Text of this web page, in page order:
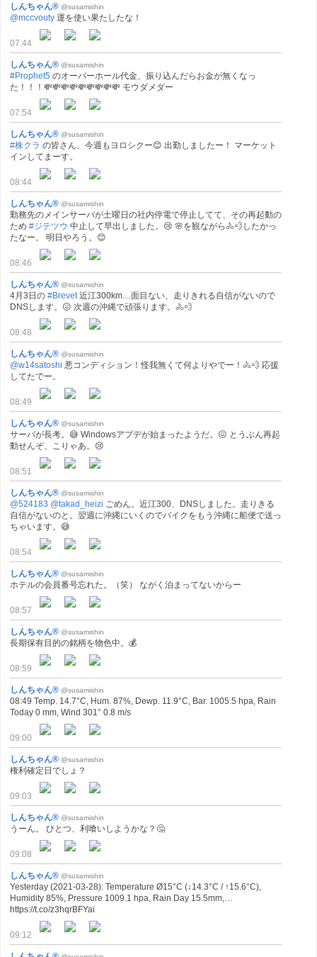
しんちゃん® @susamishin
@mccvouty 運を使い果たしたな！
07:44
しんちゃん® @susamishin
#Prophet5 のオーバーホール代金、振り込んだらお金が無くなっ
た！！！💸💸💸💸💸💸💸💸💸 モウダメダー
07:54
しんちゃん® @susamishin
#株クラ の皆さん、今週もヨロシクー😊 出勤しましたー！ マーケット
インしてまーす。
08:44
しんちゃん® @susamishin
勤務先のメインサーバが土曜日の社内停電で停止してて、その再起動の
ため #ジテツウ 中止して早出しました。😢 🌸を観ながら🚴💨したかっ
たなー。 明日やろう。😊
08:46
しんちゃん® @susamishin
4月3日の #Brevet近江300km…面目ない、走りきれる自信がないので
DNSします。😖 次週の沖縄で頑張ります。🚴💨
08:48
しんちゃん® @susamishin
@w14satoshi 悪コンディション！怪我無くて何よりやでー！🚴💨 応援
してたでー。
08:49
しんちゃん® @susamishin
サーバが長考。😅 Windowsアプデが始まったようだ。😖 とうぶん再起
動せんぞ、こりゃあ。😢
08:51
しんちゃん® @susamishin
@524183 @takad_heizi ごめん。近江300、DNSしました。走りきる
自信がないのと。翌週に沖縄にいくのでバイクをもう沖縄に船便で送っ
ちゃいます。😅
08:54
しんちゃん® @susamishin
ホテルの会員番号忘れた。（笑） ながく泊まってないからー
08:57
しんちゃん® @susamishin
長期保有目的の銘柄を物色中。💰
08:59
しんちゃん® @susamishin
08:49 Temp. 14.7°C, Hum. 87%, Dewp. 11.9°C, Bar. 1005.5 hpa, Rain
Today 0 mm, Wind 301° 0.8 m/s
09:00
しんちゃん® @susamishin
権利確定日でしょ？
09:03
しんちゃん® @susamishin
うーん。 ひとつ、利喰いしようかな？🤔
09:08
しんちゃん® @susamishin
Yesterday (2021-03-28): Temperature Ø15°C (↓14.3°C / ↑15.6°C),
Humidity 85%, Pressure 1009.1 hpa, Rain Day 15.5mm,…
https://t.co/z3hqrBFYai
09:12